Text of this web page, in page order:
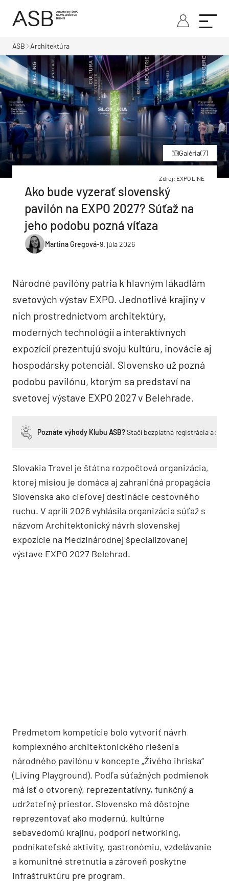
ASB Architektúra
Galéria(7)
Zdroj: EXPO LINE
Ako bude vyzerať slovenský
pavilón na EXPO 2027? Súťaž na
jeho podobu pozná víťaza
Martina Gregová-9. júla 2026
Národné pavilóny patria k hlavným lákadlám
svetových výstav EXPO. Jednotlivé krajiny v
nich prostredníctvom architektúry,
moderných technológií a interaktívnych
expozícií prezentujú svoju kultúru, inovácie aj
hospodársky potenciál. Slovensko už pozná
podobu pavilónu, ktorým sa predstaví na
svetovej výstave EXPO 2027 v Belehrade.
Poznáte výhody Klubu ASB?Stačí bezplatná registrácia a
Slovakia Travel je štátna rozpočtová organizácia,
ktorej misiou je domáca aj zahraničná propagácia
Slovenska ako cieľovej destinácie cestovného
ruchu. V apríli 2026 vyhlásila organizácia súťaž s
názvom Architektonický návrh slovenskej
expozície na Medzinárodnej špecializovanej
výstave EXPO 2027 Belehrad.
Predmetom kompetície bolo vytvoriť návrh
komplexného architektonického riešenia
národného pavilónu v koncepte „Živého ihriska“
(Living Playground). Podľa súťažných podmienok
má ísť o otvorený, reprezentatívny, funkčný a
udržateľný priestor. Slovensko má dôstojne
reprezentovať ako modernú, kultúrne
sebavedomú krajinu, podporí networking,
podnikateľské aktivity, gastronómiu, vzdelávanie
a komunitné stretnutia a zároveň poskytne
infraštruktúru pre program.